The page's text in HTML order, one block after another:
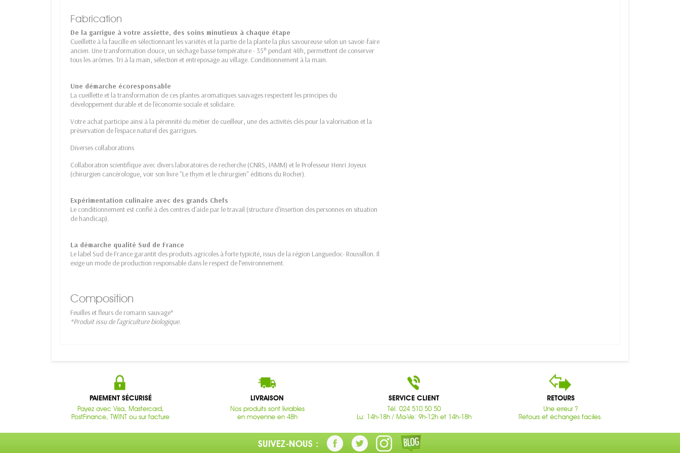
Fabrication
De la garrigue à votre assiette, des soins minutieux à chaque étape
Cueillette à la faucille en sélectionnant les variétés et la partie de la plante la plus savoureuse selon un savoir-faire
ancien. Une transformation douce, un séchage basse température - 35° pendant 48h, permettent de conserver
tous les arômes. Tri à la main, sélection et entreposage au village. Conditionnement à la main.
Une démarche écoresponsable
La cueillette et la transformation de ces plantes aromatiques sauvages respectent les principes du
développement durable et de l'économie sociale et solidaire.
Votre achat participe ainsi à la pérennité du métier de cueilleur, une des activités clés pour la valorisation et la
préservation de l'espace naturel des garrigues.
Diverses collaborations
Collaboration scientifique avec divers laboratoires de recherche (CNRS, IAMM) et le Professeur Henri Joyeux
(chirurgien cancérologue, voir son livre "Le thym et le chirurgien" éditions du Rocher).
Expérimentation culinaire avec des grands Chefs
Le conditionnement est confié à des centres d'aide par le travail (structure d'insertion des personnes en situation
de handicap).
La démarche qualité Sud de France
Le label Sud de France garantit des produits agricoles à forte typicité, issus de la région Languedoc- Roussillon. Il
exige un mode de production responsable dans le respect de l’environnement.
Composition
Feuilles et fleurs de romarin sauvage*
*Produit issu de l'agriculture biologique.
PAIEMENT SÉCURISÉ
Payez avec Visa, Mastercard,
PostFinance, TWINT ou sur facture
LIVRAISON
Nos produits sont livrables
en moyenne en 48h
SERVICE CLIENT
Tél. 024 510 50 50
Lu: 14h-18h / Ma-Ve: 9h-12h et 14h-18h
RETOURS
Une erreur ?
Retours et échanges faciles.
SUIVEZ-NOUS :